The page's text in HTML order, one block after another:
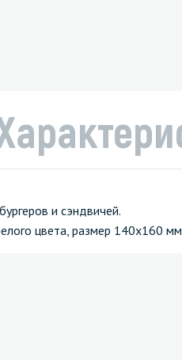
и сэндвичей.
цвета, размер 140х160